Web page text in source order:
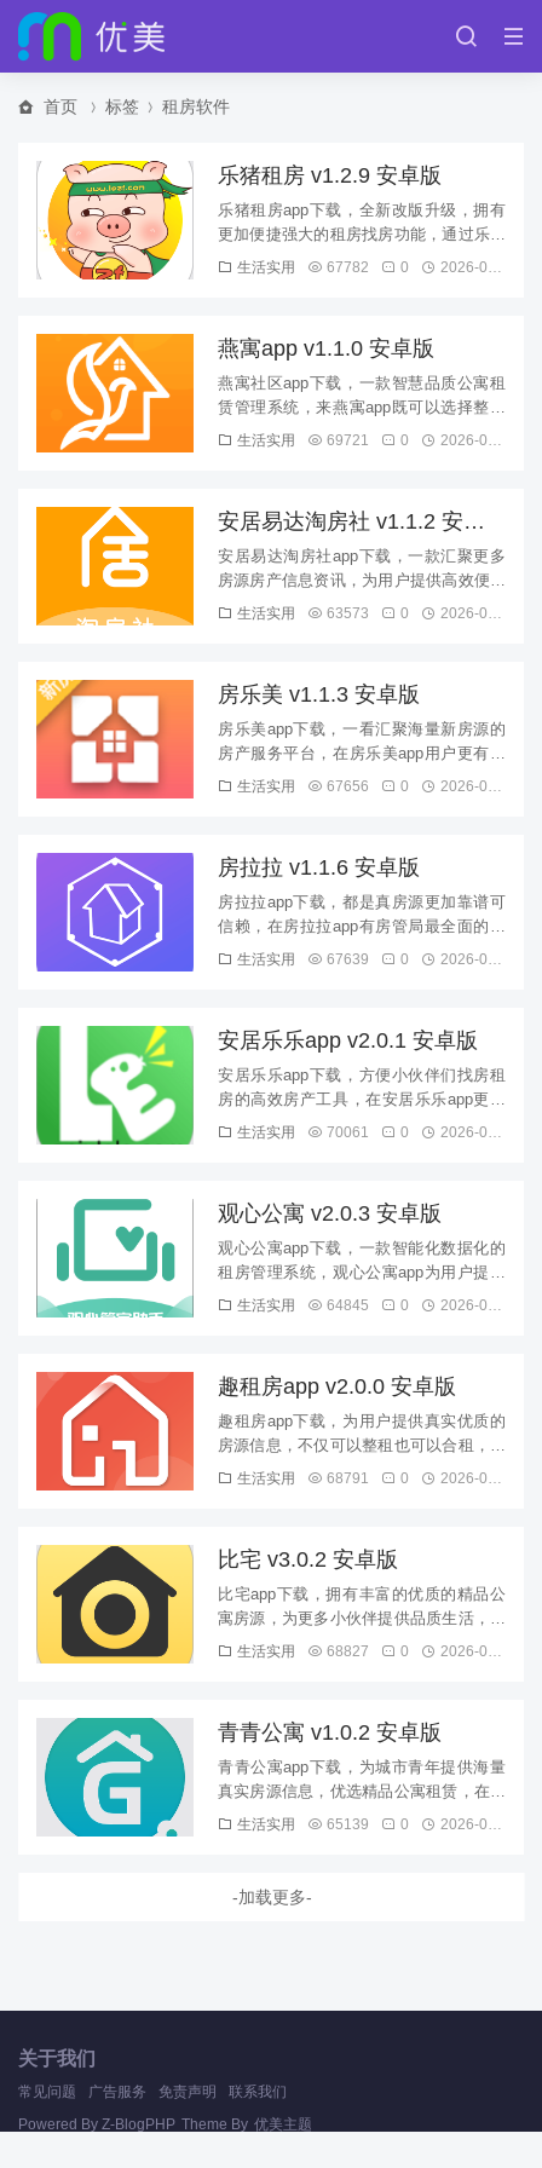
首页 标签 租房软件
乐猪租房 v1.2.9 安卓版
乐猪租房app下载，全新改版升级，拥有
更加便捷强大的租房找房功能，通过乐猪
租房app小伙伴们可以随时查询成渝地区
生活实用 67782 0 2026-08-09
燕寓app v1.1.0 安卓版
燕寓社区app下载，一款智慧品质公寓租
赁管理系统，来燕寓app既可以选择整租
也有合租，更可以手机交房租，在线零售
生活实用 69721 0 2026-08-09
安居易达淘房社 v1.1.2 安卓
版
安居易达淘房社app下载，一款汇聚更多
房源房产信息资讯，为用户提供高效便捷
的房产服务，来安居易达淘房社app一键
生活实用 63573 0 2026-08-09
房乐美 v1.1.3 安卓版
房乐美app下载，一看汇聚海量新房源的
房产服务平台，在房乐美app用户更有更
加轻松便捷找到本区域新房资源，更加优
生活实用 67656 0 2026-08-09
房拉拉 v1.1.6 安卓版
房拉拉app下载，都是真房源更加靠谱可
信赖，在房拉拉app有房管局最全面的数
据信息，还有区块链房源分享奖励，更多
生活实用 67639 0 2026-08-09
安居乐乐app v2.0.1 安卓版
安居乐乐app下载，方便小伙伴们找房租
房的高效房产工具，在安居乐乐app更多
真实房源，优质靠谱更省心，体验全新的
生活实用 70061 0 2026-08-09
观心公寓 v2.0.3 安卓版
观心公寓app下载，一款智能化数据化的
租房管理系统，观心公寓app为用户提供
更加精选房源，品质装修家居齐备拎包入
生活实用 64845 0 2026-08-09
趣租房app v2.0.0 安卓版
趣租房app下载，为用户提供真实优质的
房源信息，不仅可以整租也可以合租，同
时在趣租房app用户还可以出租自有房
生活实用 68791 0 2026-08-09
比宅 v3.0.2 安卓版
比宅app下载，拥有丰富的优质的精品公
寓房源，为更多小伙伴提供品质生活，在
比宅app用户不仅可以快速找到适合的房
生活实用 68827 0 2026-08-09
青青公寓 v1.0.2 安卓版
青青公寓app下载，为城市青年提供海量
真实房源信息，优选精品公寓租赁，在青
青公寓app用户可以一键地图找房，拎包
生活实用 65139 0 2026-08-09
-加载更多-
关于我们
常见问题 广告服务 免责声明
联系我们
Powered By Z-BlogPHP Theme By 优美主题